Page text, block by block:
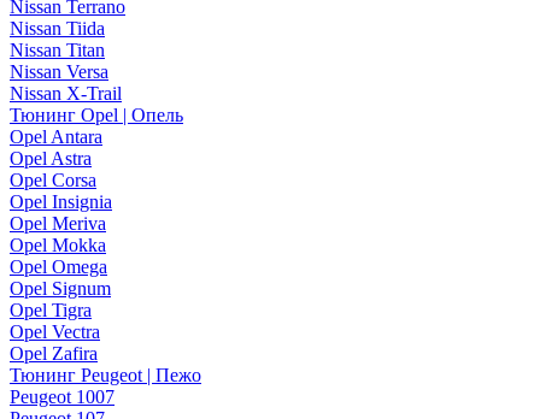
Nissan Terrano
Nissan Tiida
Nissan Titan
Nissan Versa
Nissan X-Trail
Тюнинг Opel | Опель
Opel Antara
Opel Astra
Opel Corsa
Opel Insignia
Opel Meriva
Opel Mokka
Opel Omega
Opel Signum
Opel Tigra
Opel Vectra
Opel Zafira
Тюнинг Peugeot | Пежо
Peugeot 1007